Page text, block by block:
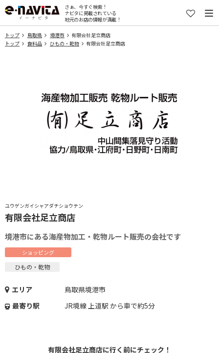
さぁ、今すぐ検索！
ナビタに掲載されている
地元のお店の情報が満載！
トップ 鳥取県 境港市
有限会社足立商店
トップ
食料品 ひもの・乾物 有限会社足立商店
ユウゲンガイシャアダチショウテン
有限会社足立商店
境港市にある海産物加工・乾物ルート販売の会社です
ショッピング
ひもの・乾物
エリア
鳥取県境港市
最寄り駅
JR境線 上道駅 から車で約5分
有限会社足立商店に行く前にチェック！